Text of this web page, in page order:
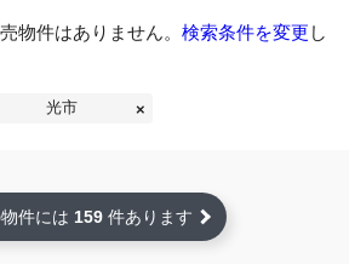
物件はありません。 検索条件を変更 し
光市
件には 159 件あります